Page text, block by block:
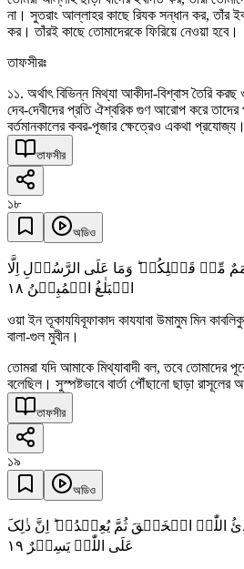
না। সুতরাং আল্লাহর কাছে রিযক সন্ধান কর, তাঁর
কর। তাঁরই কাছে তোমাদেরকে ফিরিয়ে নেওয়া হবে।
তাফসীরঃ
১১. অর্থাৎ বিভিন্ন মিথ্যা আকীদা-বিশ্বাস তৈরি
দেব-দেবীদের প্রতি ঐশ্বরিক গুণ আরোপ করে তাদের
বর্তমানকালের কবর-পূজার ক্ষেত্রেও একথা
তাফসীর
১৮
অডিও
مِّنۡ قَبۡلِکُمۡ ؕ وَمَا عَلَی الرَّسُوۡلِ اِلَّا
الۡبَلٰغُ الۡمُبِیۡنُ ١٨
ওয়া ইন তূকাযযিবূফাকাদ কাযযাবা উমামুম মিন
বালা-গুল মুবীন।
তোমরা যদি আমাকে মিথ্যাবাদী বল, তবে তোমাদের
বলেছিল। সুস্পষ্টভাবে বার্তা পৌঁছানো ছাড়া
তাফসীর
১৯
অডিও
اللّٰہُ الۡخَلۡقَ ثُمَّ یُعِیۡدُہٗ ؕ اِنَّ ذٰلِکَ
عَلَی اللّٰہِ یَسِیۡرٌ ١٩